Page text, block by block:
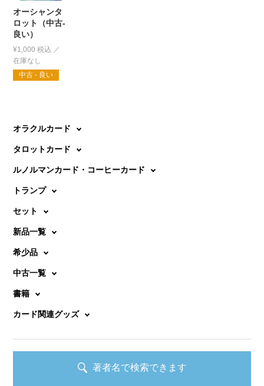
オーシャンタ
ロット（中古-
良い）
¥1,000 税込
中古 - 良い
オラクルカード
タロットカード
ルノルマンカード・コーヒーカード
トランプ
セット
新品一覧
希少品
中古一覧
書籍
カード関連グッズ
著者名で検索できます